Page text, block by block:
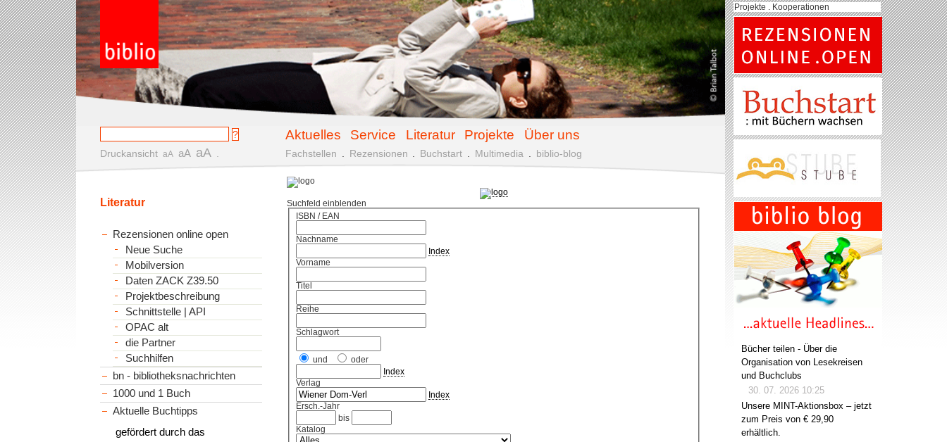
Aktuelles Service Literatur Projekte Über uns
Druckansicht aA aA aA Fachstellen Rezensionen Buchstart Multimedia biblio-blog
Suchfeld einblenden
ISBN / EAN
Nachname
Index
Vorname
Titel
Reihe
Schlagwort
und
oder
Index
Verlag
Index
Ersch.-Jahr
bis
Katalog
Literatur
Rezensionen online open
Neue Suche
Mobilversion
Daten ZACK Z39.50
Projektbeschreibung
Schnittstelle | API
OPAC alt
die Partner
Suchhilfen
bn - bibliotheksnachrichten
1000 und 1 Buch
Aktuelle Buchtipps
gefördert durch das
Projekte . Kooperationen
Bücher teilen - Über die
Organisation von Lesekreisen
und Buchclubs
30. 07. 2026 10:25
Unsere MINT-Aktionsbox – jetzt
zum Preis von € 29,90
erhältlich.